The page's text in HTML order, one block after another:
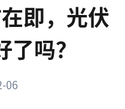
即，光伏
吗？
06